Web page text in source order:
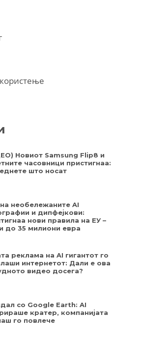
Новиот Samsung Flip8 и
часовници пристигнаа:
што носат
на необележаните AI
и дипфејкови:
нови правила на ЕУ –
до 35 милиони евра
реклама на AI гигантот го
интернетот: Дали е ова
видео досега?
со Google Earth: AI
кратер, компанијата
го повлече